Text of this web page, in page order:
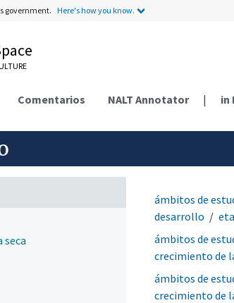
government. Here's how you know.
Comentarios NALT Annotator | in
seca
ámbitos de
desarrollo
ámbitos de
crecimiento de
ámbitos de
crecimiento de